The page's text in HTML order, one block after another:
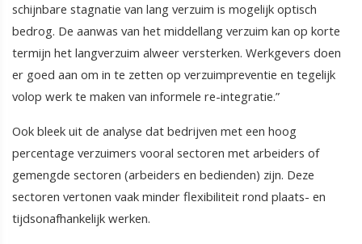
schijnbare stagnatie van lang verzuim is mogelijk optisch
bedrog. De aanwas van het middellang verzuim kan op korte
termijn het langverzuim alweer versterken. Werkgevers doen
er goed aan om in te zetten op verzuimpreventie en tegelijk
volop werk te maken van informele re-integratie.”
Ook bleek uit de analyse dat bedrijven met een hoog
percentage verzuimers vooral sectoren met arbeiders of
gemengde sectoren (arbeiders en bedienden) zijn. Deze
sectoren vertonen vaak minder flexibiliteit rond plaats- en
tijdsonafhankelijk werken.